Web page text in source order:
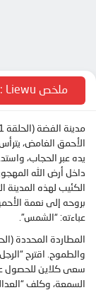
ملخص Guimi Zhi Zhu Tebie Pian: Liewu
الأحمق الغامض،
يده عبر الحجاب،
داخل أرض الله
الكئيب لهذه
بروحه إلى نعمة
عباءته: “الشمس”.
والطموح. اقترح
سعى كلاين للحصول
السمعة، وكلف